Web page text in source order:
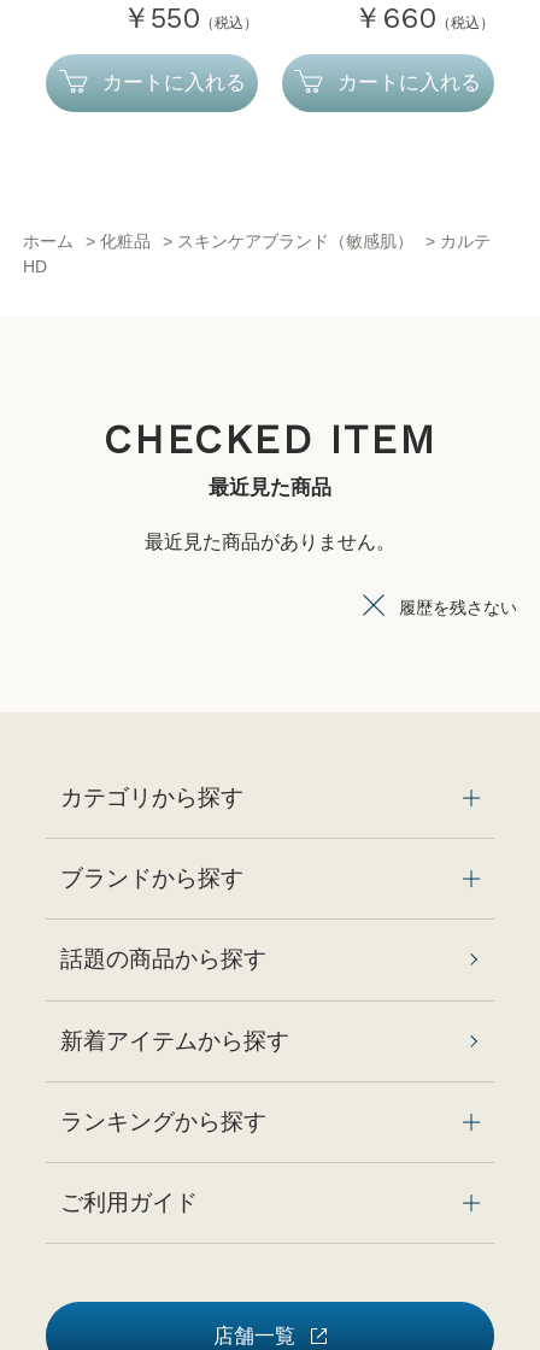
￥550 （税込）
カートに入れる
￥660 （税込）
カートに入れる
ホーム >化粧品 > スキンケアブランド（敏感肌） > カルテ
HD
CHECKED ITEM
最近見た商品
最近見た商品がありません。
履歴を残さない
カテゴリから探す
ブランドから探す
話題の商品から探す
新着アイテムから探す
ランキングから探す
ご利用ガイド
店舗一覧